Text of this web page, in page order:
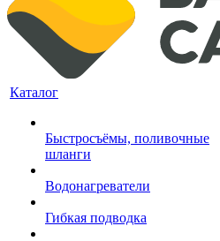
Каталог
Быстросъёмы, поливочные
шланги
Водонагреватели
Гибкая подводка